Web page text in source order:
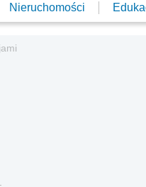
Nieruchomości